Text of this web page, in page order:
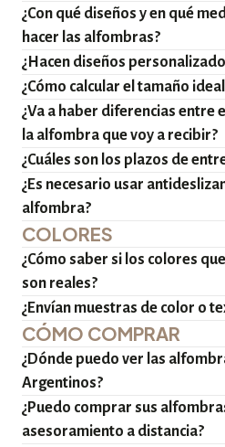
¿Con qué diseños y en qué
hacer las alfombras?
¿Hacen diseños
¿Cómo calcular el tamaño
¿Va a haber diferencias entre
la alfombra que voy a recibir?
¿Cuáles son los plazos de
¿Es necesario usar
alfombra?
COLORES
¿Cómo saber si los colores
son reales?
¿Envían muestras de color o
CÓMO COMPRAR
¿Dónde puedo ver las
Argentinos?
¿Puedo comprar sus
asesoramiento a distancia?